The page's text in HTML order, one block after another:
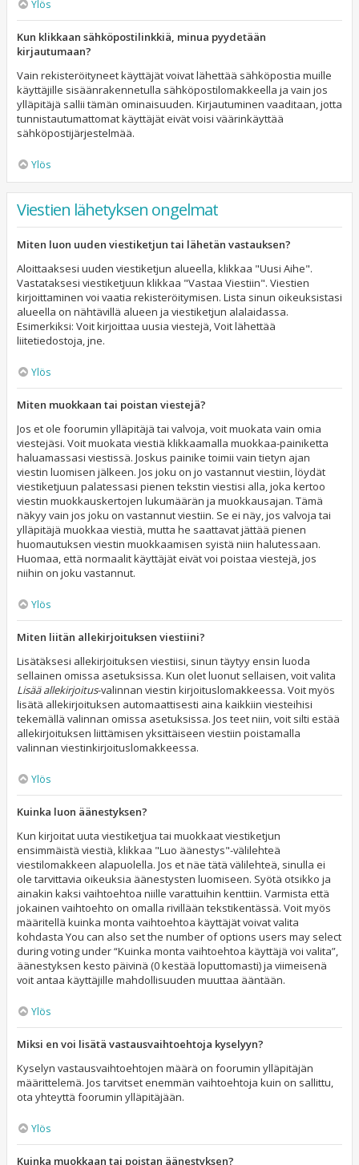
Ylös
Kun klikkaan sähköpostilinkkiä, minua pyydetään
kirjautumaan?
Vain rekisteröityneet käyttäjät voivat lähettää sähköpostia muille
käyttäjille sisäänrakennetulla sähköpostilomakkeella ja vain jos
ylläpitäjä sallii tämän ominaisuuden. Kirjautuminen vaaditaan, jotta
tunnistautumattomat käyttäjät eivät voisi väärinkäyttää
sähköpostijärjestelmää.
Ylös
Viestien lähetyksen ongelmat
Miten luon uuden viestiketjun tai lähetän vastauksen?
Aloittaaksesi uuden viestiketjun alueella, klikkaa "Uusi Aihe".
Vastataksesi viestiketjuun klikkaa "Vastaa Viestiin". Viestien
kirjoittaminen voi vaatia rekisteröitymisen. Lista sinun oikeuksistasi
alueella on nähtävillä alueen ja viestiketjun alalaidassa.
Esimerkiksi: Voit kirjoittaa uusia viestejä, Voit lähettää
liitetiedostoja, jne.
Ylös
Miten muokkaan tai poistan viestejä?
Jos et ole foorumin ylläpitäjä tai valvoja, voit muokata vain omia
viestejäsi. Voit muokata viestiä klikkaamalla muokkaa-painiketta
haluamassasi viestissä. Joskus painike toimii vain tietyn ajan
viestin luomisen jälkeen. Jos joku on jo vastannut viestiin, löydät
viestiketjuun palatessasi pienen tekstin viestisi alla, joka kertoo
viestin muokkauskertojen lukumäärän ja muokkausajan. Tämä
näkyy vain jos joku on vastannut viestiin. Se ei näy, jos valvoja tai
ylläpitäjä muokkaa viestiä, mutta he saattavat jättää pienen
huomautuksen viestin muokkaamisen syistä niin halutessaan.
Huomaa, että normaalit käyttäjät eivät voi poistaa viestejä, jos
niihin on joku vastannut.
Ylös
Miten liitän allekirjoituksen viestiini?
Lisätäksesi allekirjoituksen viestiisi, sinun täytyy ensin luoda
sellainen omissa asetuksissa. Kun olet luonut sellaisen, voit valita
Lisää allekirjoitus-valinnan viestin kirjoituslomakkeessa. Voit myös
lisätä allekirjoituksen automaattisesti aina kaikkiin viesteihisi
tekemällä valinnan omissa asetuksissa. Jos teet niin, voit silti estää
allekirjoituksen liittämisen yksittäiseen viestiin poistamalla
valinnan viestinkirjoituslomakkeessa.
Ylös
Kuinka luon äänestyksen?
Kun kirjoitat uuta viestiketjua tai muokkaat viestiketjun
ensimmäistä viestiä, klikkaa "Luo äänestys"-välilehteä
viestilomakkeen alapuolella. Jos et näe tätä välilehteä, sinulla ei
ole tarvittavia oikeuksia äänestysten luomiseen. Syötä otsikko ja
ainakin kaksi vaihtoehtoa niille varattuihin kenttiin. Varmista että
jokainen vaihtoehto on omalla rivillään tekstikentässä. Voit myös
määritellä kuinka monta vaihtoehtoa käyttäjät voivat valita
kohdasta You can also set the number of options users may select
during voting under “Kuinka monta vaihtoehtoa käyttäjä voi valita”,
äänestyksen kesto päivinä (0 kestää loputtomasti) ja viimeisenä
voit antaa käyttäjille mahdollisuuden muuttaa ääntään.
Ylös
Miksi en voi lisätä vastausvaihtoehtoja kyselyyn?
Kyselyn vastausvaihtoehtojen määrä on foorumin ylläpitäjän
määrittelemä. Jos tarvitset enemmän vaihtoehtoja kuin on sallittu,
ota yhteyttä foorumin ylläpitäjään.
Ylös
Kuinka muokkaan tai poistan äänestyksen?